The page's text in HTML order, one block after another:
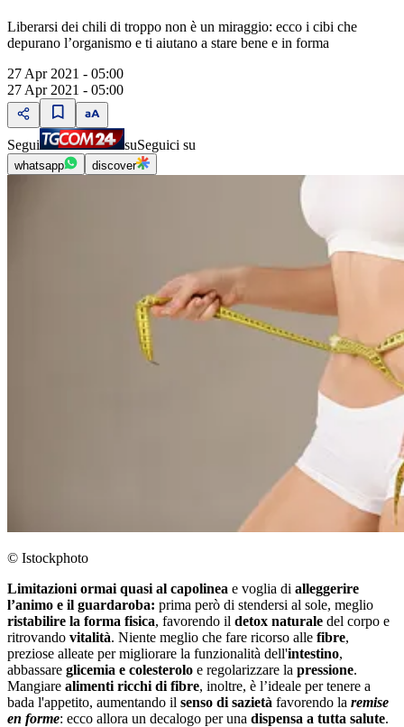
Liberarsi dei chili di troppo non è un miraggio: ecco i cibi che
depurano lʼorganismo e ti aiutano a stare bene e in forma
27 Apr 2021 - 05:00
27 Apr 2021 - 05:00
Segui suSeguici su
whatsapp discover
© Istockphoto
Limitazioni ormai quasi al capolinea e voglia di alleggerire
l’animo e il guardaroba: prima però di stendersi al sole, meglio
ristabilire la forma fisica, favorendo il detox naturale del corpo e
ritrovando vitalità. Niente meglio che fare ricorso alle fibre,
preziose alleate per migliorare la funzionalità dell'intestino,
abbassare glicemia e colesterolo e regolarizzare la pressione.
Mangiare alimenti ricchi di fibre, inoltre, è l’ideale per tenere a
bada l'appetito, aumentando il senso di sazietà favorendo la remise
en forme: ecco allora un decalogo per una dispensa a tutta salute.